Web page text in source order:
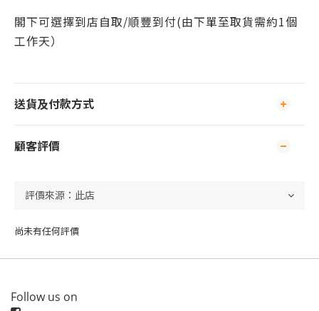
閣下可選擇到店自取/順豐到付(由下單至取貨需約1個
工作天）
送貨及付款方式
顧客評價
尚未有任何評價
Follow us on